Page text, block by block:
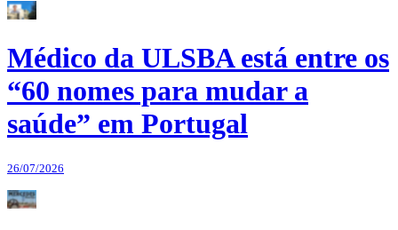
Médico da ULSBA está entre os
“60 nomes para mudar a
saúde” em Portugal
26/07/2026